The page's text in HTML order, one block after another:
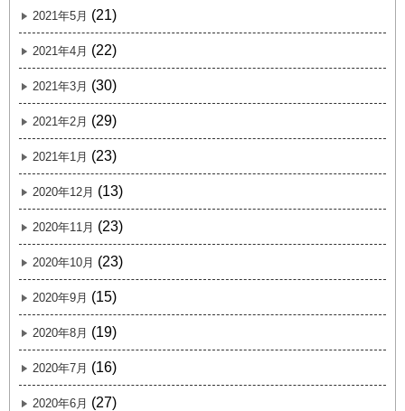
2021年5月 (21)
2021年4月 (22)
2021年3月 (30)
2021年2月 (29)
2021年1月 (23)
2020年12月 (13)
2020年11月 (23)
2020年10月 (23)
2020年9月 (15)
2020年8月 (19)
2020年7月 (16)
2020年6月 (27)